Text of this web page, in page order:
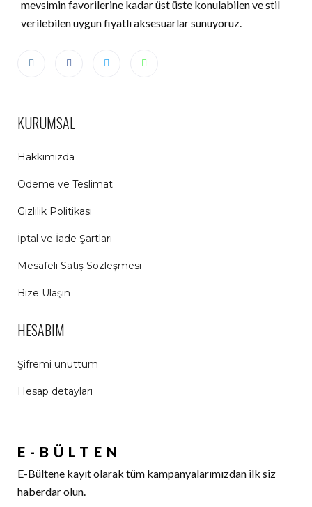
mevsimin favorilerine kadar üst üste konulabilen ve stil
verilebilen uygun fiyatlı aksesuarlar sunuyoruz.
KURUMSAL
Hakkımızda
Ödeme ve Teslimat
Gizlilik Politikası
İptal ve İade Şartları
Mesafeli Satış Sözleşmesi
Bize Ulaşın
HESABIM
Şifremi unuttum
Hesap detayları
E-BÜLTEN
E-Bültene kayıt olarak tüm kampanyalarımızdan ilk siz
haberdar olun.